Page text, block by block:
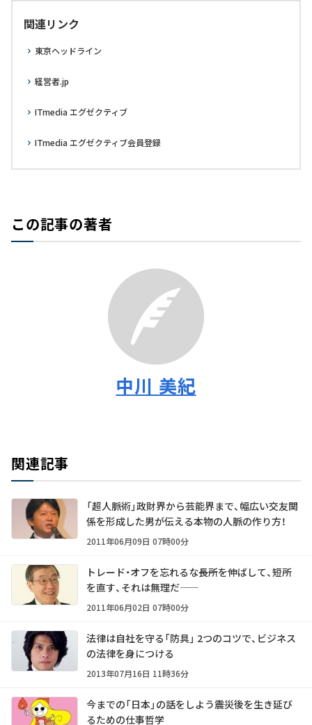
関連リンク
東京ヘッドライン
経営者.jp
ITmedia エグゼクティブ
ITmedia エグゼクティブ会員登録
この記事の著者
中川 美紀
関連記事
「超人脈術」政財界から芸能界まで、幅広い交友関
係を形成した男が伝える本物の人脈の作り方！
2011年06月09日 07時00分
トレード・オフを忘れるな――長所を伸ばして、短所
を直す、それは無理だ――
2011年06月02日 07時00分
法律は自社を守る「防具」 2つのコツで、ビジネス
の法律を身につける
2013年07月16日 11時36分
今までの「日本」の話をしよう――震災後を生き延び
るための仕事哲学